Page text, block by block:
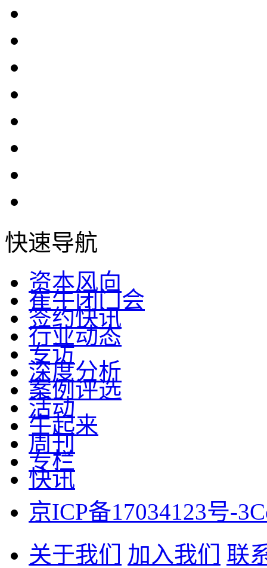
快速导航
资本风向
崔牛闭门会
签约快讯
行业动态
专访
深度分析
案例评选
活动
牛起来
周刊
专栏
快讯
京ICP备17034123号-3
关于我们 加入我们 联